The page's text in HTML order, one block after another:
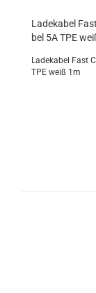
La­de­ka­bel
bel 5A TPE
La­de­ka­bel Fast
TPE weiß 1m